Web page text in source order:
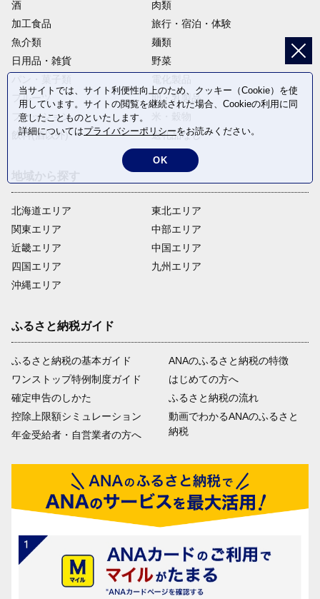
酒
肉類
加工食品
旅行・宿泊・体験
魚介類
麺類
日用品・雑貨
野菜
フルーツ
卵・乳製品
ファッション
飲料(酒以外)
返礼品なし
北海道エリア
関東エリア
近畿エリア
四国エリア
沖縄エリア
東北エリア
中部エリア
中国エリア
九州エリア
ふるさと納税ガイド
ふるさと納税の基本ガイド
ワンストップ特例制度ガイド
確定申告のしかた
控除上限額シミュレーション
年金受給者・自営業者の方へ
ANAのふるさと納税の特徴
はじめての方へ
ふるさと納税の流れ
動画でわかるANAのふるさと
納税
当サイトでは、サイト利便性向上のため、クッキー（Cookie）を使
用しています。サイトの閲覧を継続された場合、Cookieの利用に同
意したことものといたします。
詳細についてはプライバシーポリシーをお読みください。
OK